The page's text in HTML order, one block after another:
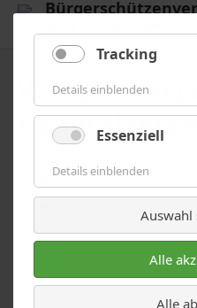
e.V.
TrackingTracking
Details einblenden
EssenziellEssenziell
Details einblenden
Auswahl
Alle
Alle